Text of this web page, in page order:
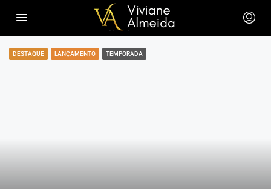
DESTAQUE LANÇAMENTO TEMPORADA